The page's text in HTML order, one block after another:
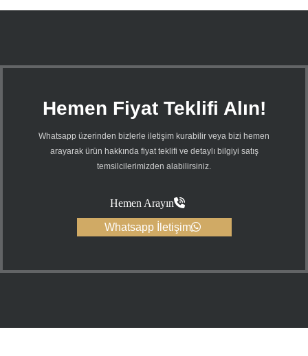
Hemen Fiyat Teklifi Alın!
Whatsapp üzerinden bizlerle iletişim kurabilir veya bizi hemen
arayarak ürün hakkında fiyat teklifi ve detaylı bilgiyi satış
temsilcilerimizden alabilirsiniz.
Hemen Arayın
Whatsapp İletişim